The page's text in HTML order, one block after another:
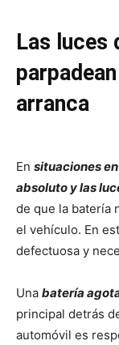
Las luces
arranca
En situaciones
absoluto y las
de que la batería
el vehículo. En
defectuosa y
Una batería
principal detrás
automóvil es